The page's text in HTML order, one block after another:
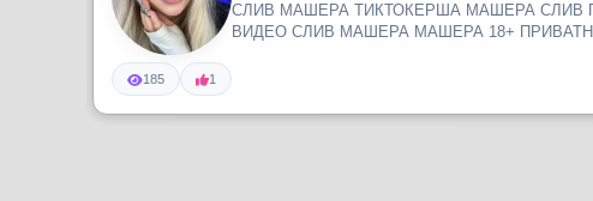
СЛИВ МАШЕРА ТИКТОКЕРША МАШЕРА СЛИВ
ВИДЕО СЛИВ МАШЕРА МАШЕРА 18+
185 1